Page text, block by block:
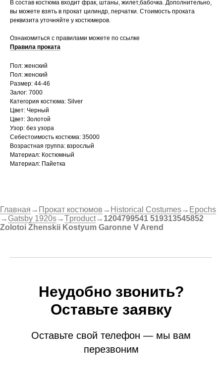
В состав костюма входит фрак, штаны, жилет,бабочка. Дополнительно,
вы можете взять в прокат цилиндр, перчатки. Стоимость проката
реквизита уточняйте у костюмеров.
Ознакомиться с правилами можете по ссылке
Правила проката
Пол: женский
Пол: женский
Размер: 44-46
Залог: 7000
Категория костюма: Silver
Цвет: Черный
Цвет: Золотой
Узор: без узора
Себестоимость костюма: 35000
Возрастная группа: взрослый
Материал: Костюмный
Материал: Пайетка
Главная → Прокат костюмов → Historical Costumes→ Epochs
→ Gatsby 1920s→Tproduct→ 1204799541 519313545852
Zolotoi Zhenskii Kostyum Garonne V Arend
Неудобно звонить?
Оставьте заявку
Оставьте свой телефон — мы вам
перезвоним